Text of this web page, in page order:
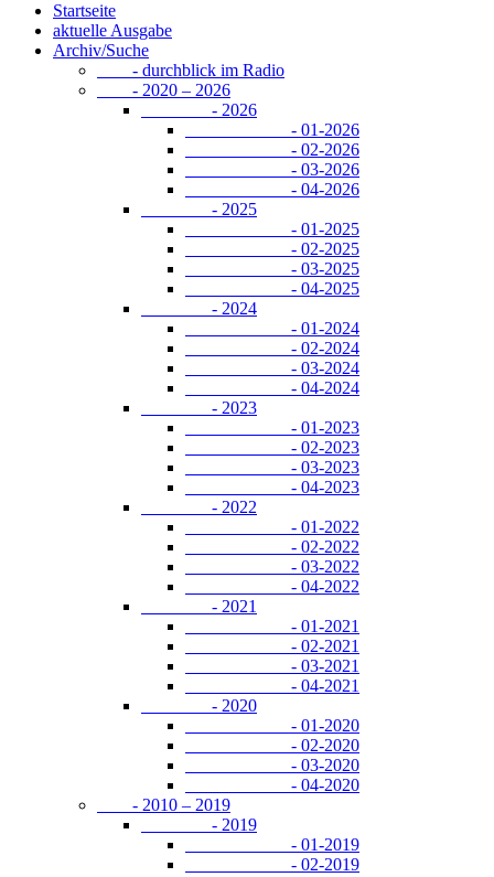
Startseite
aktuelle Ausgabe
Archiv/Suche
- durchblick im Radio
- 2020 – 2026
- 2026
- 01-2026
- 02-2026
- 03-2026
- 04-2026
- 2025
- 01-2025
- 02-2025
- 03-2025
- 04-2025
- 2024
- 01-2024
- 02-2024
- 03-2024
- 04-2024
- 2023
- 01-2023
- 02-2023
- 03-2023
- 04-2023
- 2022
- 01-2022
- 02-2022
- 03-2022
- 04-2022
- 2021
- 01-2021
- 02-2021
- 03-2021
- 04-2021
- 2020
- 01-2020
- 02-2020
- 03-2020
- 04-2020
- 2010 – 2019
- 2019
- 01-2019
- 02-2019